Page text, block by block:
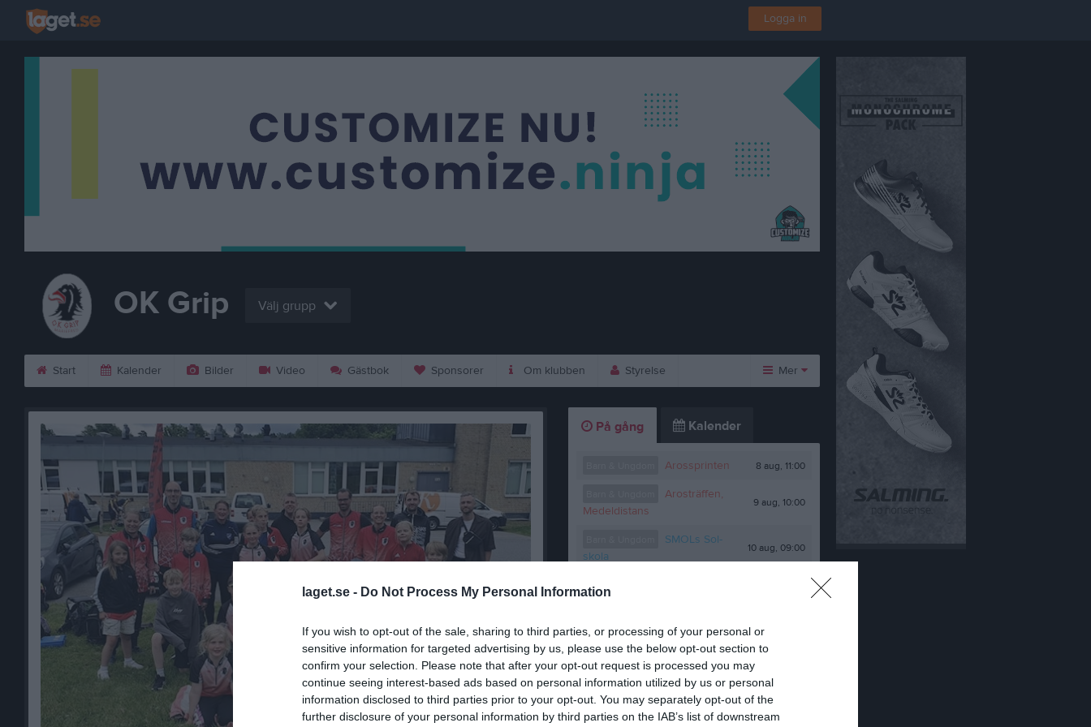
laget.se - Do Not Process My Personal Information
If you wish to opt-out of the sale, sharing to third parties, or processing of your personal or
sensitive information for targeted advertising by us, please use the below opt-out section to
confirm your selection. Please note that after your opt-out request is processed you may
continue seeing interest-based ads based on personal information utilized by us or personal
information disclosed to third parties prior to your opt-out. You may separately opt-out of the
further disclosure of your personal information by third parties on the IAB’s list of downstream
Logga in
OK Grip Välj grupp
Start Kalender Bilder Video Gästbok Sponsorer Om klubben Styrelse Mer
Huvudmeny
På gång Kalender
Arossprinten 8 aug, 11:00
Arosträffen,
Medeldistans
9 aug, 10:00
SMOLs Sol-
skola
10 aug, 09:00
Barn & Ungdom
Barn & Ungdom Träning 18 aug, 18:00
Kalenderöversikt